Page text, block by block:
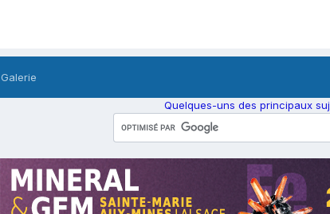
Galerie
Quelques-uns des principaux